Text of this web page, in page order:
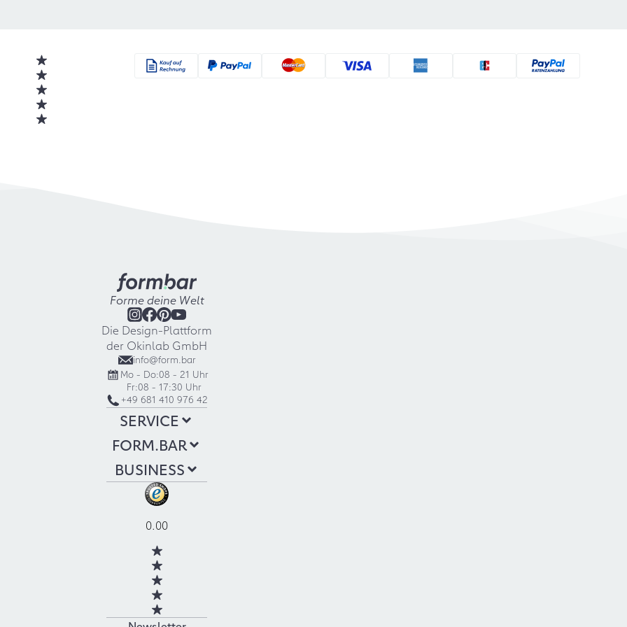
Forme deine Welt
Die Design-Plattform
der Okinlab GmbH
info@form.bar
Mo - Do:08 - 21 Uhr
Fr:08 - 17:30 Uhr
+49 681 410 976 42
SERVICE
FORM.BAR
BUSINESS
0.00